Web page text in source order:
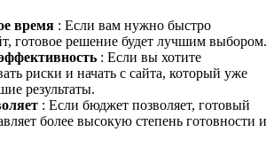
время : Если вам нужно быстро
готовое решение будет лучшим выбором.
: Если вы хотите
риски и начать с сайта, который уже
результаты.
: Если бюджет позволяет, готовый
более высокую степень готовности и